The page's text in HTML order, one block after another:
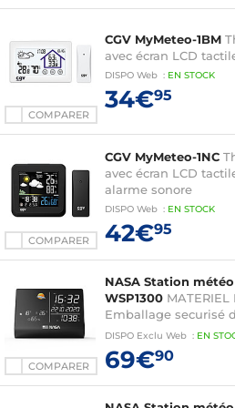
COMPARER
CGV MyMeteo-1BM
avec écran LCD
DISPO Web : EN STOCK
34€95
COMPARER
CGV MyMeteo-1NC
avec écran LCD
alarme sonore
DISPO Web : EN STOCK
42€95
COMPARER
NASA Station
WSP1300 MATERIEL
Emballage securisé
avec Facture dont
DISPO Exclu Web : EN
69€90